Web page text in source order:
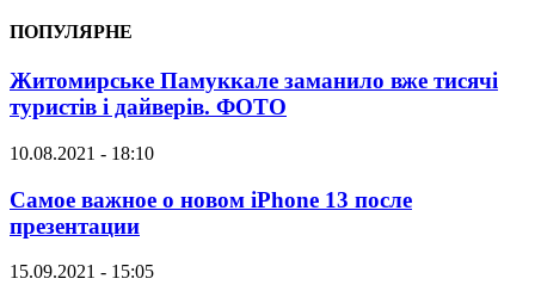
ПОПУЛЯРНЕ
Житомирське Памуккале заманило вже тисячі
туристів і дайверів. ФОТО
10.08.2021 - 18:10
Самое важное о новом iPhone 13 после
презентации
15.09.2021 - 15:05